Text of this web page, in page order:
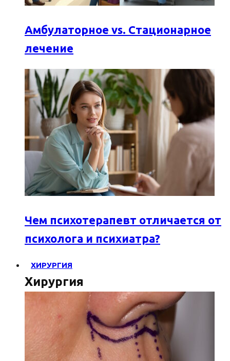
Амбулаторное vs. Стационарное
лечение
Чем психотерапевт отличается от
психолога и психиатра?
ХИРУРГИЯ
Хирургия